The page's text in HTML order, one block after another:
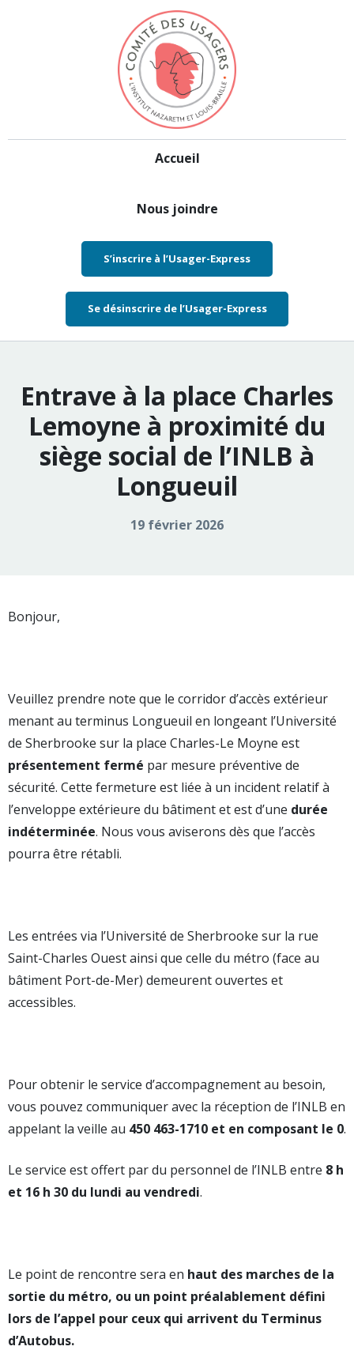
Accueil
Nous joindre
S’inscrire à l’Usager-Express
Se désinscrire de l’Usager-Express
Entrave à la place Charles
Lemoyne à proximité du
siège social de l’INLB à
Longueuil
19 février 2026
Bonjour,
Veuillez prendre note que le corridor d’accès extérieur
menant au terminus Longueuil en longeant l’Université
de Sherbrooke sur la place Charles-Le Moyne est
présentement fermé par mesure préventive de
sécurité. Cette fermeture est liée à un incident relatif à
l’enveloppe extérieure du bâtiment et est d’une durée
indéterminée. Nous vous aviserons dès que l’accès
pourra être rétabli.
Les entrées via l’Université de Sherbrooke sur la rue
Saint-Charles Ouest ainsi que celle du métro (face au
bâtiment Port-de-Mer) demeurent ouvertes et
accessibles.
Pour obtenir le service d’accompagnement au besoin,
vous pouvez communiquer avec la réception de l’INLB en
appelant la veille au 450 463-1710 et en composant le 0.
Le service est offert par du personnel de l’INLB entre 8 h
et 16 h 30 du lundi au vendredi.
Le point de rencontre sera en haut des marches de la
sortie du métro, ou un point préalablement défini
lors de l’appel pour ceux qui arrivent du Terminus
d’Autobus.